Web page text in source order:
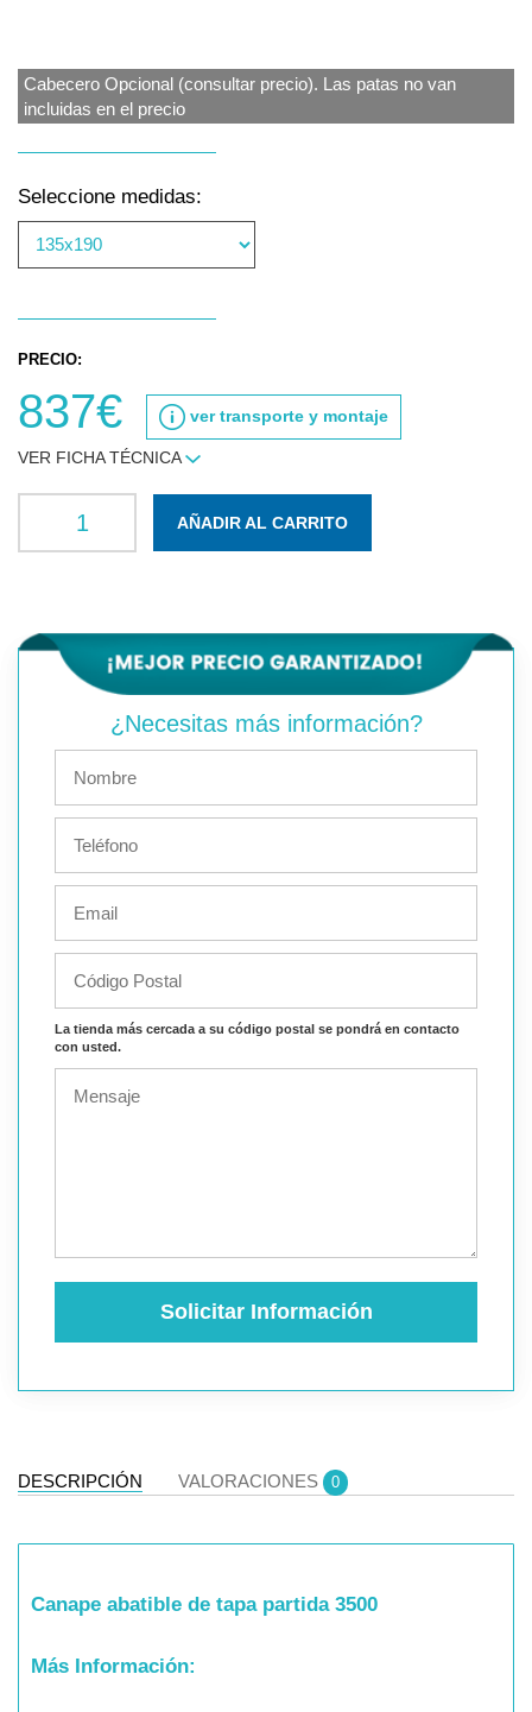
Cabecero Opcional (consultar precio). Las patas no van
incluidas en el precio
Seleccione medidas:
PRECIO:
837€ ver transporte y montaje
VER FICHA TÉCNICA
AÑADIR AL CARRITO
¿Necesitas más información?
La tienda más cercada a su código postal se pondrá en contacto
con usted.
Solicitar Información
DESCRIPCIÓN VALORACIONES 0
Canape abatible de tapa partida 3500
Más Información: